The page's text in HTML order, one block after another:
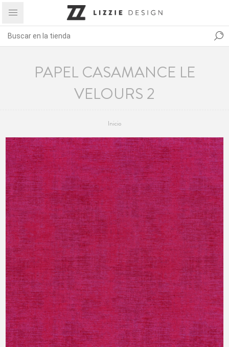
PAPEL CASAMANCE LE
VELOURS 2
Inicio